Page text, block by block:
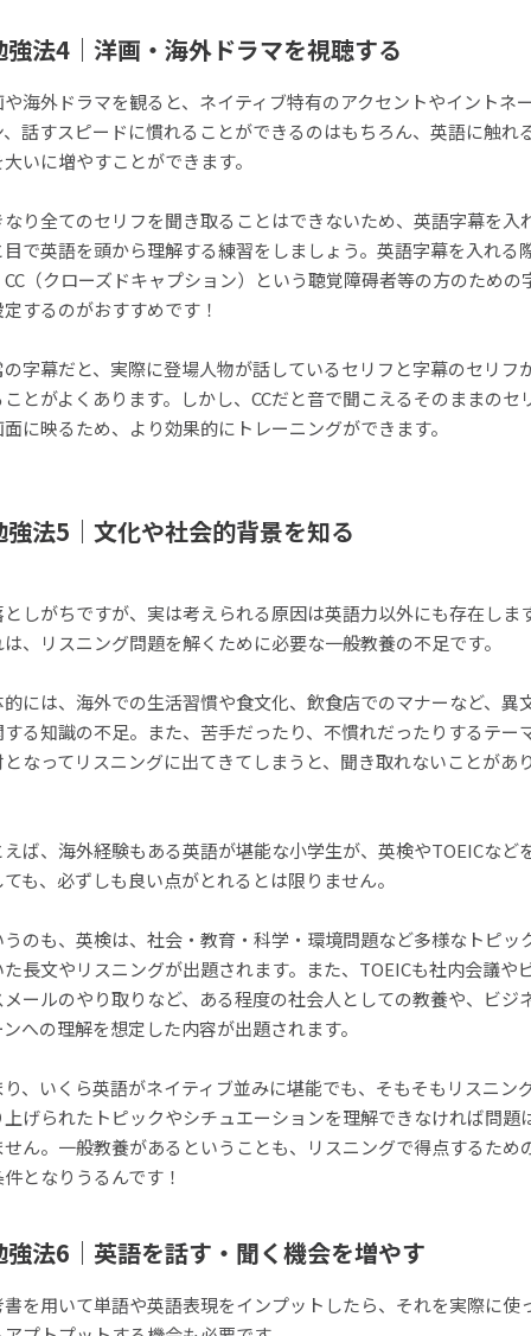
強法4｜洋画・海外ドラマを視聴する
海外ドラマを観ると、ネイティブ特有のアクセントやイントネ
話すスピードに慣れることができるのはもちろん、英語に触れ
いに増やすことができます。
なり全てのセリフを聞き取ることはできないため、英語字幕を入
で英語を頭から理解する練習をしましょう。英語字幕を入れる
（クローズドキャプション）という聴覚障碍者等の方のための
するのがおすすめです！
字幕だと、実際に登場人物が話しているセリフと字幕のセリフ
とがよくあります。しかし、CCだと音で聞こえるそのままのセ
に映るため、より効果的にトレーニングができます。
強法5｜文化や社会的背景を知る
しがちですが、実は考えられる原因は英語力以外にも存在しま
、リスニング問題を解くために必要な一般教養の不足です。
には、海外での生活習慣や食文化、飲食店でのマナーなど、異
る知識の不足。また、苦手だったり、不慣れだったりするテー
なってリスニングに出てきてしまうと、聞き取れないことがあ
ば、海外経験もある英語が堪能な小学生が、英検やTOEICなど
も、必ずしも良い点がとれるとは限りません。
うのも、英検は、社会・教育・科学・環境問題など多様なトピッ
長文やリスニングが出題されます。また、TOEICも社内会議や
ールのやり取りなど、ある程度の社会人としての教養や、ビジ
への理解を想定した内容が出題されます。
、いくら英語がネイティブ並みに堪能でも、そもそもリスニン
上げられたトピックやシチュエーションを理解できなければ問題
せん。一般教養があるということも、リスニングで得点するため
となりうるんです！
強法6｜英語を話す・聞く機会を増やす
を用いて単語や英語表現をインプットしたら、それを実際に使